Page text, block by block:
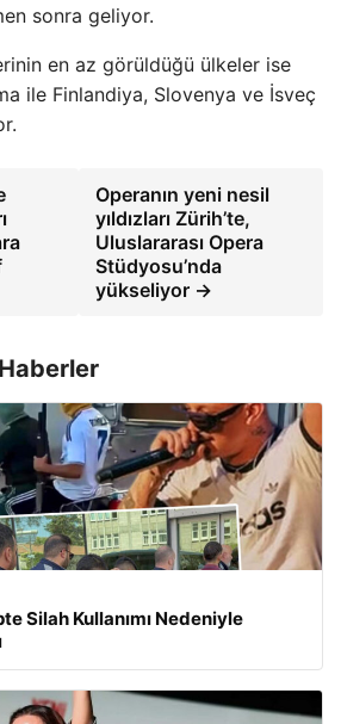
sonra geliyor.
en az görüldüğü ülkeler ise
ile Finlandiya, Slovenya ve İsveç
Operanın yeni nesil
yıldızları Zürih’te,
Uluslararası Opera
Stüdyosu’nda
yükseliyor →
Silah Kullanımı Nedeniyle